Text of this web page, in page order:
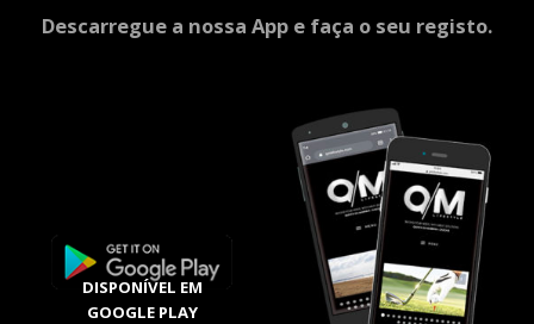
Descarregue a nossa App e faça o seu registo.
DISPONÍVEL EM
GOOGLE PLAY